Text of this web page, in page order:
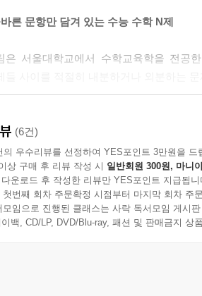
른 문항만 담겨 있는 수능 수학 N제
은 서울대학교에서 수학교육학을 전
풀더라도, 마치 여러 문제를 푼 듯한
는 무엇이며, 어떠한 연관성과 경향성
다.
과 실전 사이의 징검다리.
(6건)
의 우수리뷰를 선정하여 YES포인트 3만원을 드
상 구매 후 리뷰 작성 시 일반회원 300원, 마니
운로드 후 작성한 리뷰만 YES포인트 지급됩니
첫번째 회차 주문확정 시점부터 마지막 회차 주
모임으로 진행된 클래스는 사락 독서모임 게시
백, CD/LP, DVD/Blu-ray, 패션 및 판매금지 상